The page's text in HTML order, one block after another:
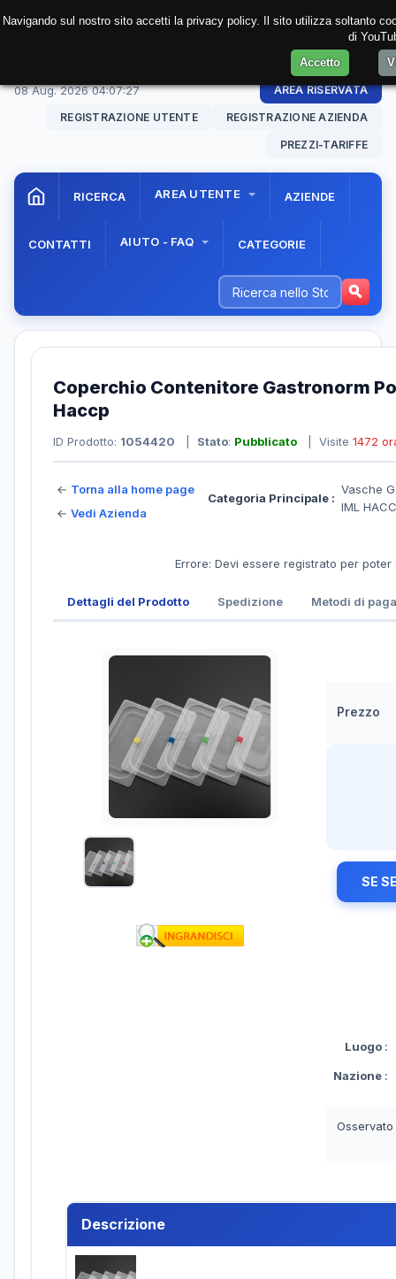
08 Aug. 202604:07:27 AREA RISERVATA
REGISTRAZIONE UTENTE REGISTRAZIONE AZIENDA
PREZZI-TARIFFE
RICERCA AREA UTENTE AZIENDE
CONTATTI AIUTO - FAQ CATEGORIE
Coperchio Contenitore Gastronorm
Haccp
ID Prodotto: 1054420 Stato: Pubblicato | Visite 1472
← Torna alla home page
← Vedi Azienda
Categoria Principale :
Vasche
IML
Errore: Devi essere registrato per
Dettagli del Prodotto Spedizione Metodi di
Prezzo
SE
Luogo :
Nazione :
Descrizione
Navigando sul nostro sito accetti la privacy policy. Il sito utilizza soltanto
di
Accetto